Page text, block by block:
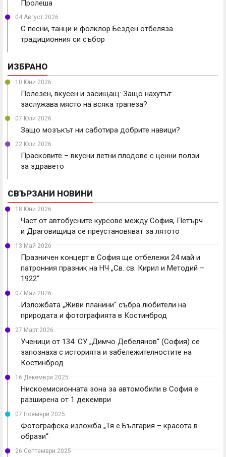
Пролеша
04 Август 2026
С песни, танци и фолклор Безден отбеляза
традиционния си събор
ИЗБРАНО
10 Юни 2026
Полезен, вкусен и засищащ: Защо нахутът
заслужава място на всяка трапеза?
07 Юли 2026
Защо мозъкът ни саботира добрите навици?
22 Юли 2026
Прасковите – вкусни летни плодове с ценни ползи
за здравето
СВЪРЗАНИ НОВИНИ
18 Юни 2026
Част от автобусните курсове между София, Петърч
и Драговищица се преустановяват за лятото
13 Май 2026
Празничен концерт в София ще отбележи 24 май и
патронния празник на НЧ „Св. св. Кирил и Методий –
1922“
07 Май 2026
Изложбата „Живи планини“ събра любители на
природата и фотографията в Костинброд
27 Март 2026
Ученици от 134. СУ „Димчо Дебелянов“ (София) се
запознаха с историята и забележителностите на
Костинброд
16 Декември 2025
Нискоемисионната зона за автомобили в София е
разширена от 1 декември
07 Ноември 2025
Фотографска изложба „Тя е България – красота в
образи“
26 Септември 2025